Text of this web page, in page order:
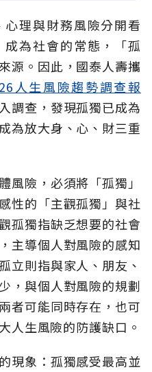
理與財務風險分開看
為社會的常態，「孤
源。因此，國泰人壽攜
人生風險趨勢調查報
調查，發現孤獨已成為
為放大身、心、財三重
風險，必須將「孤獨」
性的「主觀孤獨」與社
孤獨指缺乏想要的社會
主導個人對風險的感知
立則指與家人、朋友、
，與個人對風險的規劃
者可能同時存在，也可
人生風險的防護缺口。
現象：孤獨感受最高並